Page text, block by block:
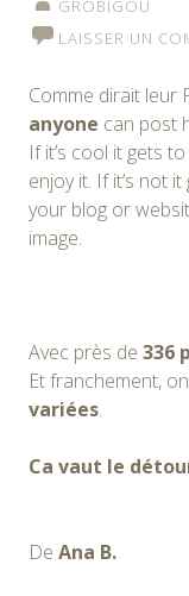
GROBIGOU
LAISSER UN
Comme dirait leur
anyone can post
If it’s cool it gets
enjoy it. If it’s not
your blog or
image.
Avec près de 336
Et franchement,
variées.
Ca vaut le
De Ana B.